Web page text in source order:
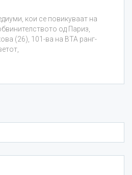
кои се повикуваат на
од Париз,
(26), 101-ва на ВТА ранг-